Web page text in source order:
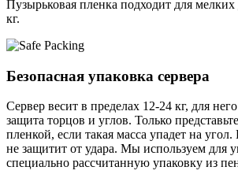
Пузырьковая пленка подходит для мелких
кг.
Безопасная упаковка сервера
Сервер весит в пределах 12-24 кг, для
защита торцов и углов. Только
пленкой, если такая масса упадет на
не защитит от удара. Мы используем для
специально расcчитанную упаковку из